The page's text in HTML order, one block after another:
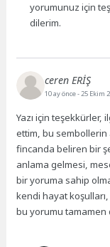
yorumunuz için
dilerim.
ceren ERİŞ
10 ay önce- 25 Ekim
Yazı için teşekkürler,
ettim, bu sembollerin
fincanda beliren bir
anlama gelmesi,
bir yoruma sahip
kendi hayat
bu yorumu tamamen